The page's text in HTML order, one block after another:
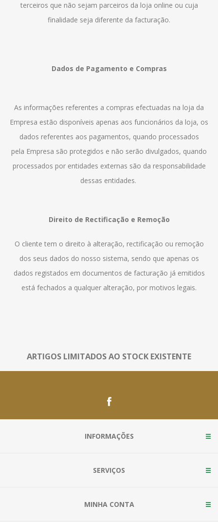
terceiros que não sejam parceiros da loja online ou cuja
finalidade seja diferente da facturação.
Dados de Pagamento e Compras
As informações referentes a compras efectuadas na loja da
Empresa estão disponíveis apenas aos funcionários da loja, os
dados referentes aos pagamentos, quando processados
pela Empresa são protegidos e não serão divulgados, quando
processados por entidades externas são da responsabilidade
dessas entidades.
Direito de Rectificação e Remoção
O cliente tem o direito à alteração, rectificação ou remoção
dos seus dados do nosso sistema, sendo que apenas os
dados registados em documentos de facturação já emitidos
está fechados a qualquer alteração, por motivos legais.
ARTIGOS LIMITADOS AO STOCK EXISTENTE
INFORMAÇÕES
SERVIÇOS
MINHA CONTA